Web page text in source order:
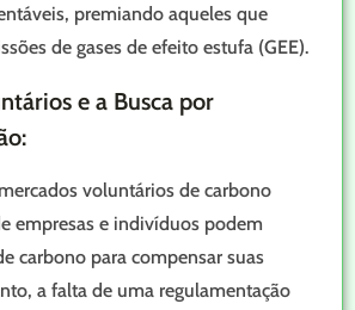
premiando aqueles que
de gases de efeito estufa (GEE).
e a Busca por
voluntários de carbono
empresas e indivíduos podem
carbono para compensar suas
a falta de uma regulamentação